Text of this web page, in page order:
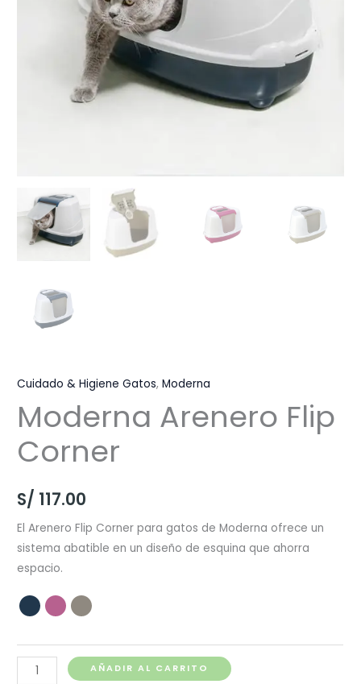
Cuidado & Higiene Gatos,Moderna
Moderna Arenero Flip
Corner
S/ 117.00
El Arenero Flip Corner para gatos de Moderna ofrece un
sistema abatible en un diseño de esquina que ahorra
espacio.
Moderna
AÑADIR AL CARRITO